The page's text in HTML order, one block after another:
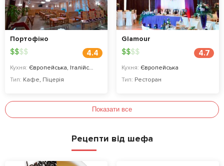
Портофіно
Кухня: Європейська, Італійська, Українська, Піца
Тип: Кафе, Піцерія
4.4
$$$$
Glamour
Кухня: Європейська
Тип: Ресторан
4.7
$$$$
Показати все
Рецепти від шефа